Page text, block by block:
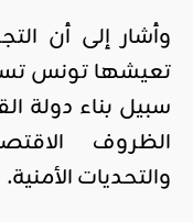
وأشار إلى أن
تعيشها تونس
سبيل بناء دولة
الظروف
والتحديات الأمنية.